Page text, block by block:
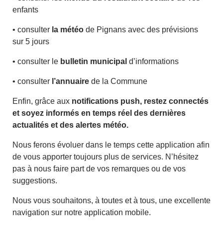
enfants
• consulter la météo de Pignans avec des prévisions
sur 5 jours
• consulter le bulletin municipal d’informations
• consulter l’annuaire de la Commune
Enfin, grâce aux notifications push, restez connectés
et soyez informés en temps réel des dernières
actualités et des alertes météo.
Nous ferons évoluer dans le temps cette application afin
de vous apporter toujours plus de services. N’hésitez
pas à nous faire part de vos remarques ou de vos
suggestions.
Nous vous souhaitons, à toutes et à tous, une excellente
navigation sur notre application mobile.